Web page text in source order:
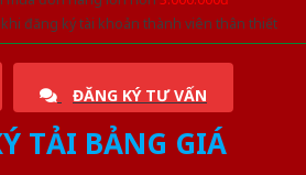
đăng ký tài khoản thành viên thân thiết
ĐĂNG KÝ TƯ VẤN
TẢI BẢNG GIÁ